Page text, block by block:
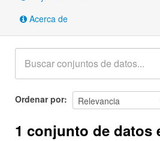
Acerca de
Ordenar por
1 conjunto de datos